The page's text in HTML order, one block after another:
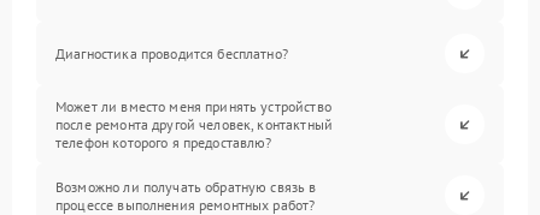
Диагностика проводится бесплатно?
Может ли вместо меня принять устройство
после ремонта другой человек, контактный
телефон которого я предоставлю?
Возможно ли получать обратную связь в
процессе выполнения ремонтных работ?